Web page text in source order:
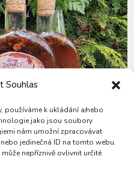
Souhlas
k ukládání a/nebo
jako jsou soubory
nám umožní zpracovávat
jedinečná ID na tomto webu.
nepříznivě ovlivnit určité